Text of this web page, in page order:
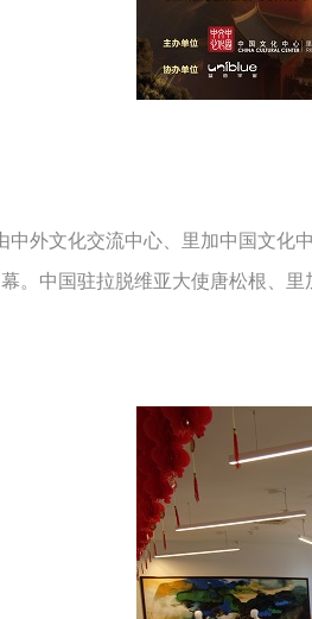
文化交流中心、里加中国文化中
。中国驻拉脱维亚大使唐松根、